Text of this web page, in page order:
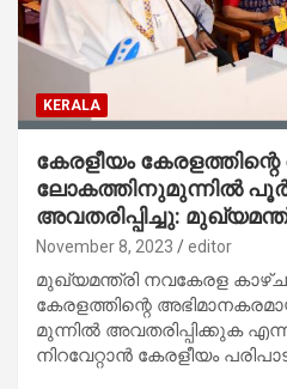
KERALA
കേരളീയം
ലോകത്തിനുമുന്നിൽ
അവതരിപ്പിച്ചു:
November 8, 2023 editor
മുഖ്യമന്ത്രി നവകേരള
കേരളത്തിന്റെ
മുന്നിൽ അവതരിപ്പിക്കുക
നിറവേറ്റാൻ കേരളീയം